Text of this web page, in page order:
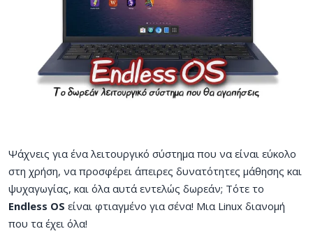
Ψάχνεις για ένα λειτουργικό σύστημα που να είναι εύκολο
στη χρήση, να προσφέρει άπειρες δυνατότητες μάθησης και
ψυχαγωγίας, και όλα αυτά εντελώς δωρεάν; Τότε το
Endless OS είναι φτιαγμένο για σένα! Μια Linux διανομή
που τα έχει όλα!